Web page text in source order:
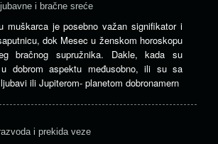
i bračne sreće
muškarca je posebno važan signifikator i
dok Mesec u ženskom horoskopu
bračnog supružnika. Dakle, kada su
aspektu međusobno, ili su sa
ili Jupiterom- planetom dobronamern
i prekida veze